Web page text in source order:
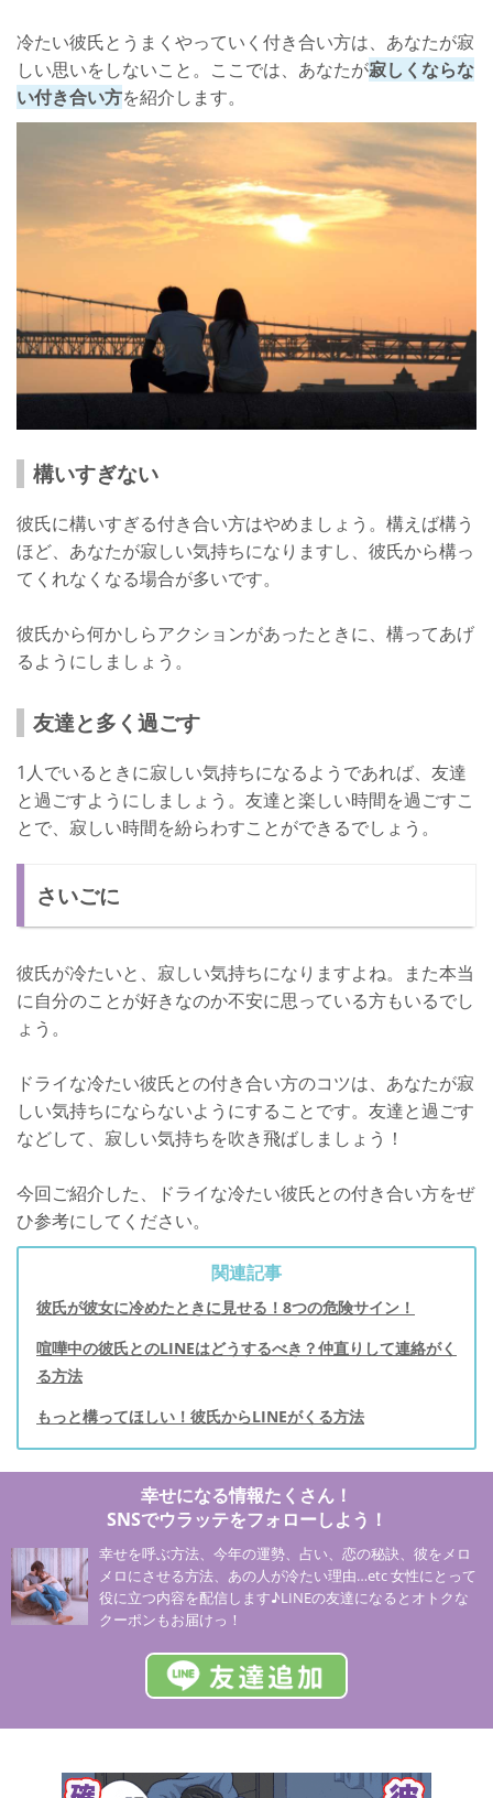
冷たい彼氏とうまくやっていく付き合い方は、あなたが寂
しい思いをしないこと。ここでは、あなたが寂しくならな
い付き合い方を紹介します。
構いすぎない
彼氏に構いすぎる付き合い方はやめましょう。構えば構う
ほど、あなたが寂しい気持ちになりますし、彼氏から構っ
てくれなくなる場合が多いです。
彼氏から何かしらアクションがあったときに、構ってあげ
るようにしましょう。
友達と多く過ごす
1人でいるときに寂しい気持ちになるようであれば、友達
と過ごすようにしましょう。友達と楽しい時間を過ごすこ
とで、寂しい時間を紛らわすことができるでしょう。
さいごに
彼氏が冷たいと、寂しい気持ちになりますよね。また本当
に自分のことが好きなのか不安に思っている方もいるでし
ょう。
ドライな冷たい彼氏との付き合い方のコツは、あなたが寂
しい気持ちにならないようにすることです。友達と過ごす
などして、寂しい気持ちを吹き飛ばしましょう！
今回ご紹介した、ドライな冷たい彼氏との付き合い方をぜ
ひ参考にしてください。
関連記事
彼氏が彼女に冷めたときに見せる！8つの危険サイン！
喧嘩中の彼氏とのLINEはどうするべき？仲直りして連絡がく
る方法
もっと構ってほしい！彼氏からLINEがくる方法
幸せになる情報たくさん！
SNSでウラッテをフォローしよう！
幸せを呼ぶ方法、今年の運勢、占い、恋の秘訣、彼をメロ
メロにさせる方法、あの人が冷たい理由…etc 女性にとって
役に立つ内容を配信します♪LINEの友達になるとオトクな
クーポンもお届けっ！